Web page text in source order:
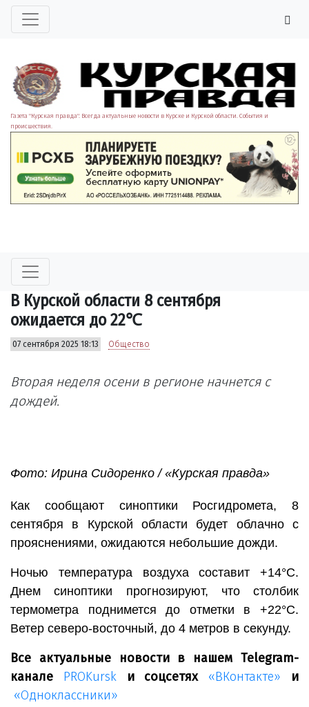
Газета "Курская правда". Всегда актуальные новости в Курске и Курской области. События и
происшествия.
В Курской области 8 сентября
ожидается до 22℃
07 сентября 2025 18:13 Общество
Вторая неделя осени в регионе начнется с
дождей.
Фото: Ирина Сидоренко / «Курская правда»
Как сообщают синоптики Росгидромета, 8
сентября в Курской области будет облачно с
прояснениями, ожидаются небольшие дожди.
Ночью температура воздуха составит +14°С.
Днем синоптики прогнозируют, что столбик
термометра поднимется до отметки в +22°С.
Ветер северо-восточный, до 4 метров в секунду.
Все актуальные новости в нашем Telegram-
канале PROKurskи соцсетях «ВКонтакте» и
«Одноклассники»